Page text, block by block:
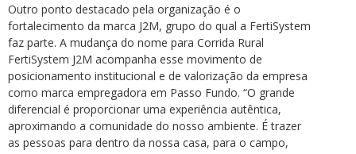
Outro ponto destacado pela organização é o
fortalecimento da marca J2M, grupo do qual a FertiSystem
faz parte. A mudança do nome para Corrida Rural
FertiSystem J2M acompanha esse movimento de
posicionamento institucional e de valorização da empresa
como marca empregadora em Passo Fundo. “O grande
diferencial é proporcionar uma experiência autêntica,
aproximando a comunidade do nosso ambiente. É trazer
as pessoas para dentro da nossa casa, para o campo,